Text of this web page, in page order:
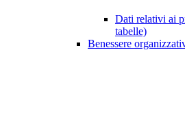
Dati relativi ai
tabelle)
Benessere